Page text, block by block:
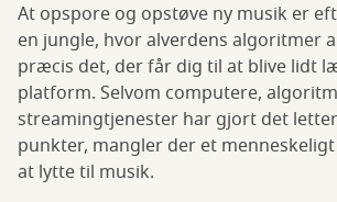
At opspore og opstøve ny musik er
en jungle, hvor alverdens algoritmer
præcis det, der får dig til at blive lidt
platform. Selvom computere,
streamingtjenester har gjort det
punkter, mangler der et
at lytte til musik.